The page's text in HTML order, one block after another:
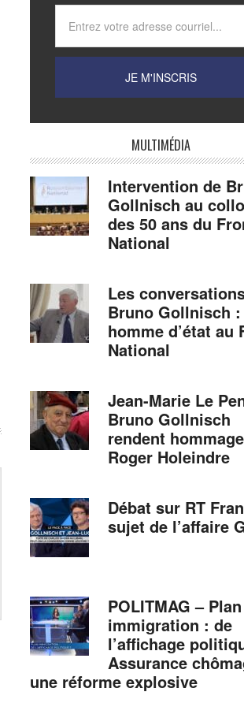
MULTIMÉDIA
Intervention de
Gollnisch au
des 50 ans du
National
Les
Bruno Gollnisch
homme d’état au
National
Jean-Marie Le
Bruno Gollnisch
rendent
Roger Holeindre
Débat sur RT
sujet de l’affaire
POLITMAG – Plan
immigration : de
l’affichage
Assurance
une réforme explosive